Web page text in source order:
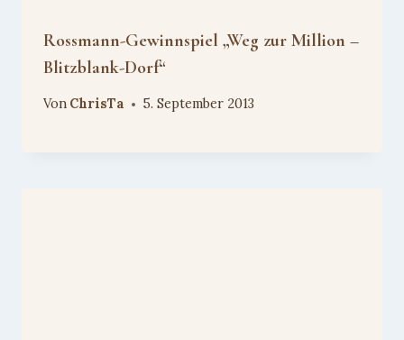
Rossmann-Gewinnspiel „Weg zur Million –
Blitzblank-Dorf“
Von ChrisTa 5. September 2013